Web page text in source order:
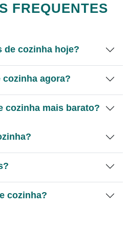
FREQUENTES
de cozinha hoje?
agora?
cozinha mais barato?
cozinha?